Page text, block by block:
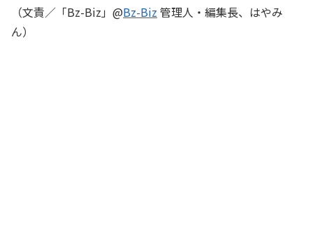
（文責／「Bz-Biz」@Bz-Biz 管理人・編集長、はやみ
ん）